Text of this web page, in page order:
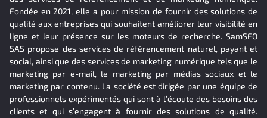
Fondée en 2021, elle a pour mission de fournir des solutions de
qualité aux entreprises qui souhaitent améliorer leur visibilité en
ligne et leur présence sur les moteurs de recherche. SamSEO
SAS propose des services de référencement naturel, payant et
social, ainsi que des services de marketing numérique tels que le
marketing par e-mail, le marketing par médias sociaux et le
marketing par contenu. La société est dirigée par une équipe de
professionnels expérimentés qui sont à l’écoute des besoins des
clients et qui s’engagent à fournir des solutions de qualité.